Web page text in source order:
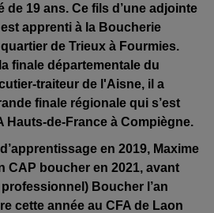
de 19 ans. Ce fils d’une adjointe
apprenti à la Boucherie
de Trieux à Fourmies.
finale départementale du
traiteur de l'Aisne, il a
finale régionale qui s’est
Hauts-de-France à Compiègne.
en 2019, Maxime
CAP boucher en 2021, avant
Boucher l’an
cette année au CFA de Laon